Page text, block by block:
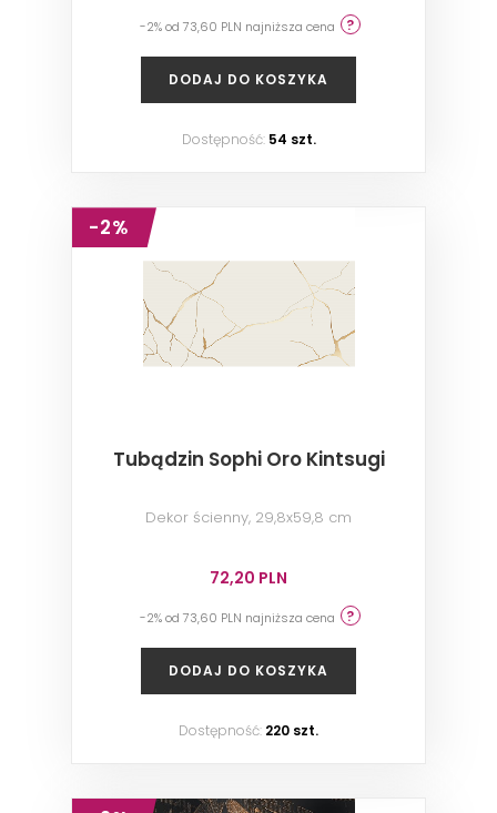
-2% od 73,60 PLN najniższa cena
DODAJ DO KOSZYKA
Dostępność: 54 szt.
-2%
Tubądzin Sophi Oro Kintsugi
Dekor ścienny, 29,8x59,8 cm
72,20 PLN
-2% od 73,60 PLN najniższa cena
DODAJ DO KOSZYKA
Dostępność: 220 szt.